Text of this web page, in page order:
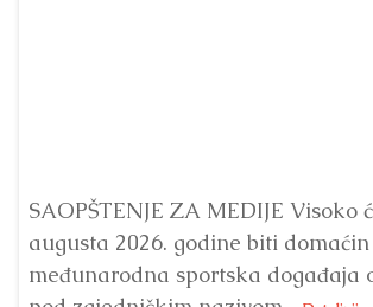
SAOPŠTENJE ZA MEDIJE Visoko
augusta 2026. godine biti
međunarodna sportska događaja